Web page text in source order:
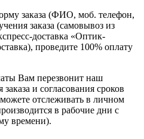
заказа (ФИО, моб. телефон,
заказа (самовывоз из
доставка «Оптик-
проведите 100% оплату
Вам перезвонит наш
и согласования сроков
отслеживать в личном
в рабочие дни с
времени).